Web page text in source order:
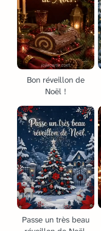
Bon réveillon de
Noël !
Passe un très beau